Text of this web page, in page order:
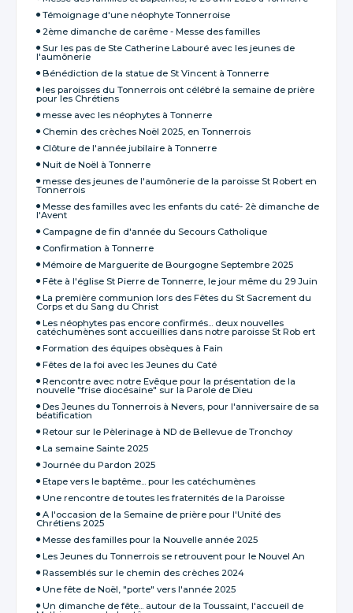
Témoignage d'une néophyte Tonnerroise
2ème dimanche de carême - Messe des familles
Sur les pas de Ste Catherine Labouré avec les jeunes de
l'aumônerie
Bénédiction de la statue de St Vincent à Tonnerre
les paroisses du Tonnerrois ont célébré la semaine de prière
pour les Chrétiens
messe avec les néophytes à Tonnerre
Chemin des crèches Noël 2025, en Tonnerrois
Clôture de l'année jubilaire à Tonnerre
Nuit de Noël à Tonnerre
messe des jeunes de l'aumônerie de la paroisse St Robert en
Tonnerrois
Messe des familles avec les enfants du caté- 2è dimanche de
l'Avent
Campagne de fin d'année du Secours Catholique
Confirmation à Tonnerre
Mémoire de Marguerite de Bourgogne Septembre 2025
Fête à l'église St Pierre de Tonnerre, le jour même du 29 Juin
La première communion lors des Fêtes du St Sacrement du
Corps et du Sang du Christ
Les néophytes pas encore confirmés... deux nouvelles
catéchumènes sont accueillies dans notre paroisse St Rob ert
Formation des équipes obsèques à Fain
Fêtes de la foi avec les Jeunes du Caté
Rencontre avec notre Evêque pour la présentation de la
nouvelle "frise diocésaine" sur la Parole de Dieu
Des Jeunes du Tonnerrois à Nevers, pour l'anniversaire de sa
béatification
Retour sur le Pèlerinage à ND de Bellevue de Tronchoy
La semaine Sainte 2025
Journée du Pardon 2025
Etape vers le baptême... pour les catéchumènes
Une rencontre de toutes les fraternités de la Paroisse
A l'occasion de la Semaine de prière pour l'Unité des
Chrétiens 2025
Messe des familles pour la Nouvelle année 2025
Les Jeunes du Tonnerrois se retrouvent pour le Nouvel An
Rassemblés sur le chemin des crèches 2024
Une fête de Noël, "porte" vers l'année 2025
Un dimanche de fête... autour de la Toussaint, l'accueil de